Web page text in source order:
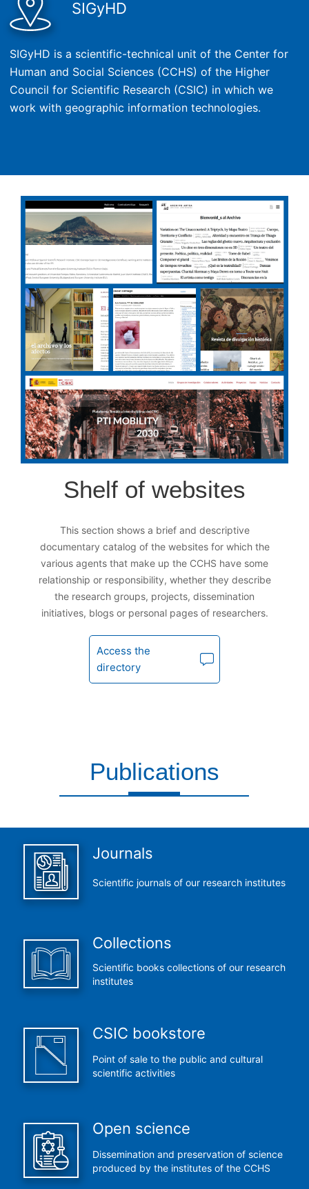
SIGyHD
SIGyHD is a scientific-technical unit of the Center for
Human and Social Sciences (CCHS) of the Higher
Council for Scientific Research (CSIC) in which we
work with geographic information technologies.
Shelf of websites
This section shows a brief and descriptive
documentary catalog of the websites for which the
various agents that make up the CCHS have some
relationship or responsibility, whether they describe
the research groups, projects, dissemination
initiatives, blogs or personal pages of researchers.
Access the
directory
Publications
Journals
Scientific journals of our research institutes
Collections
Scientific books collections of our research
institutes
CSIC bookstore
Point of sale to the public and cultural
scientific activities
Open science
Dissemination and preservation of science
produced by the institutes of the CCHS